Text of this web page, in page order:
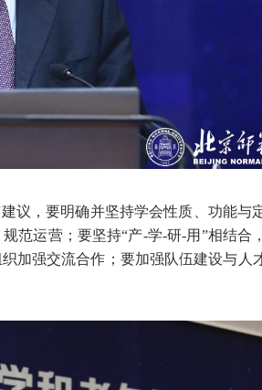
议，要明确并坚持学会性质、功能与
范运营；要坚持“产-学-研-用”相结合
加强交流合作；要加强队伍建设与人